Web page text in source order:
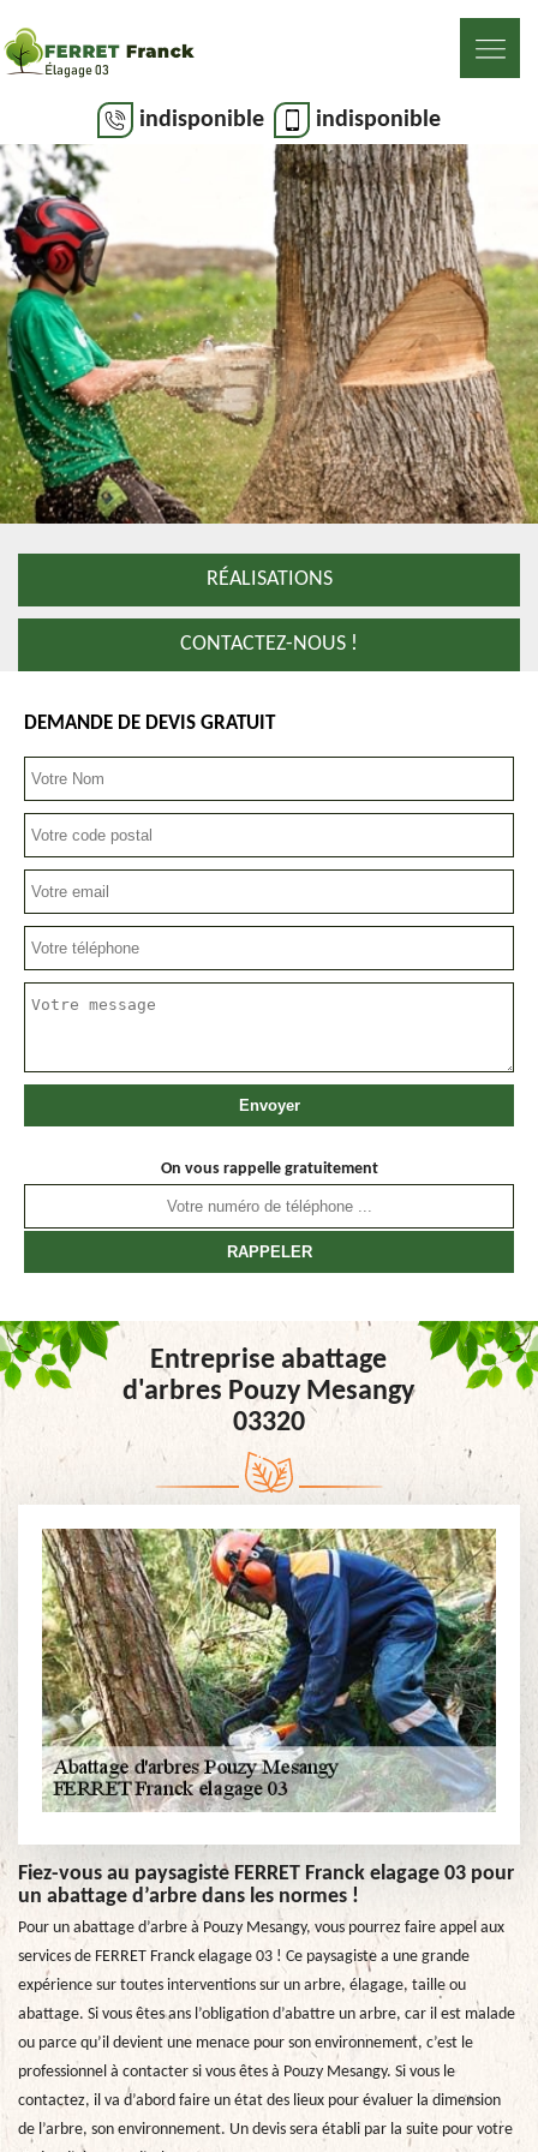
indisponible indisponible
RÉALISATIONS
CONTACTEZ-NOUS !
DEMANDE DE DEVIS GRATUIT
On vous rappelle gratuitement
Entreprise abattage
d'arbres Pouzy Mesangy
03320
Fiez-vous au paysagiste FERRET Franck elagage 03 pour
un abattage d’arbre dans les normes !
Pour un abattage d’arbre à Pouzy Mesangy, vous pourrez faire appel aux
services de FERRET Franck elagage 03 ! Ce paysagiste a une grande
expérience sur toutes interventions sur un arbre, élagage, taille ou
abattage. Si vous êtes ans l’obligation d’abattre un arbre, car il est malade
ou parce qu’il devient une menace pour son environnement, c’est le
professionnel à contacter si vous êtes à Pouzy Mesangy. Si vous le
contactez, il va d’abord faire un état des lieux pour évaluer la dimension
de l’arbre, son environnement. Un devis sera établi par la suite pour votre